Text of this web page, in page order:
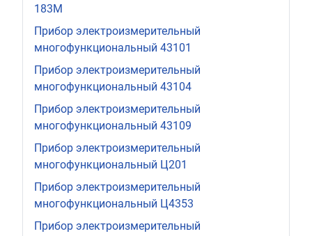
183М
Прибор электроизмерительный
многофункциональный 43101
Прибор электроизмерительный
многофункциональный 43104
Прибор электроизмерительный
многофункциональный 43109
Прибор электроизмерительный
многофункциональный Ц201
Прибор электроизмерительный
многофункциональный Ц4353
Прибор электроизмерительный